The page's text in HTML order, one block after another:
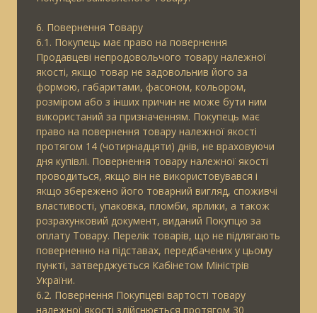
6. Повернення Товару
6.1. Покупець має право на повернення
Продавцеві непродовольчого товару належної
якості, якщо товар не задовольнив його за
формою, габаритами, фасоном, кольором,
розміром або з інших причин не може бути ним
використаний за призначенням. Покупець має
право на повернення товару належної якості
протягом 14 (чотирнадцяти) днів, не враховуючи
дня купівлі. Повернення товару належної якості
проводиться, якщо він не використовувався і
якщо збережено його товарний вигляд, споживчі
властивості, упаковка, пломби, ярлики, а також
розрахунковий документ, виданий Покупцю за
оплату Товару. Перелік товарів, що не підлягають
поверненню на підставах, передбачених у цьому
пункті, затверджується Кабінетом Міністрів
України.
6.2. Повернення Покупцеві вартості товару
належної якості здійснюється протягом 30